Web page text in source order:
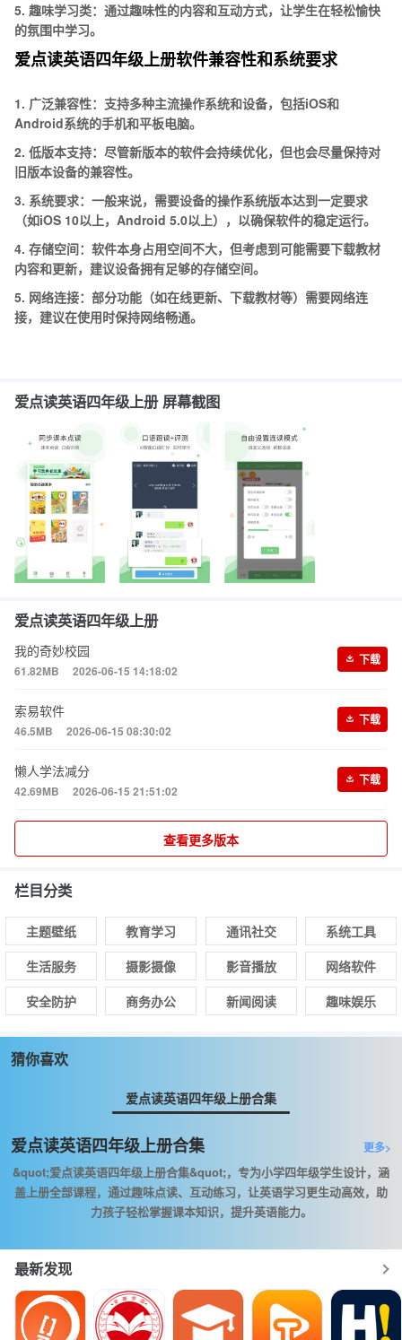
5. 趣味学习类：通过趣味性的内容和互动方式，让学生在轻松愉快
的氛围中学习。
爱点读英语四年级上册软件兼容性和系统要求
1. 广泛兼容性：支持多种主流操作系统和设备，包括iOS和
Android系统的手机和平板电脑。
2. 低版本支持：尽管新版本的软件会持续优化，但也会尽量保持对
旧版本设备的兼容性。
3. 系统要求：一般来说，需要设备的操作系统版本达到一定要求
（如iOS 10以上，Android 5.0以上），以确保软件的稳定运行。
4. 存储空间：软件本身占用空间不大，但考虑到可能需要下载教材
内容和更新，建议设备拥有足够的存储空间。
5. 网络连接：部分功能（如在线更新、下载教材等）需要网络连
接，建议在使用时保持网络畅通。
爱点读英语四年级上册 屏幕截图
爱点读英语四年级上册
我的奇妙校园
61.82MB 2026-06-15 14:18:02
下载
索易软件
46.5MB 2026-06-15 08:30:02
下载
懒人学法减分
42.69MB 2026-06-15 21:51:02
下载
查看更多版本
栏目分类
主题壁纸 教育学习 通讯社交
系统工具
生活服务
摄影摄像 影音播放
网络软件
安全防护
商务办公 新闻阅读 趣味娱乐
猜你喜欢
爱点读英语四年级上册合集
爱点读英语四年级上册合集 更多>
&quot;爱点读英语四年级上册合集&quot;，专为小学四年级学生设计，涵
盖上册全部课程，通过趣味点读、互动练习，让英语学习更生动高效，助
力孩子轻松掌握课本知识，提升英语能力。
最新发现